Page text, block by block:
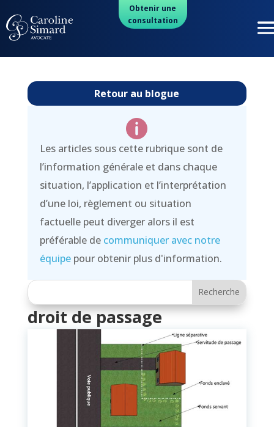
Obtenir une
consultation
Retour au blogue

Les articles sous cette rubrique sont de
l’information générale et dans chaque
situation, l’application et l’interprétation
d’une loi, règlement ou situation
factuelle peut diverger alors il est
préférable de communiquer avec notre
équipepour obtenir plus d'information.
droit de passage